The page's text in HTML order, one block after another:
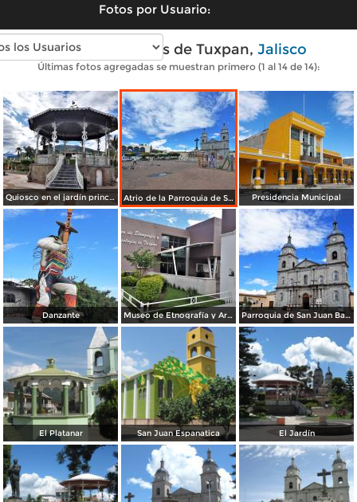
Fotos por Usuario:
Fotos modernas de Tuxpan, Jalisco
Últimas fotos agregadas se muestran primero (1 al 14 de 14):
Quiosco en el jardín principal Atrio de la Parroquia de San Juan Bautista Presidencia Municipal
Danzante Museo de Etnografía y Arqueología Parroquia de San Juan Bautista
El Platanar San Juan Espanatica El Jardín